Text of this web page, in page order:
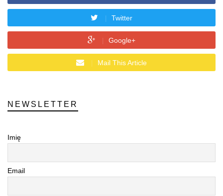
Twitter
Google+
Mail This Article
NEWSLETTER
Imię
Email